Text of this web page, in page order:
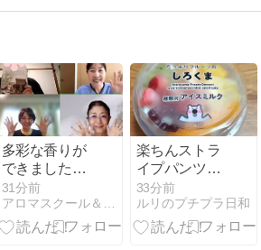
多彩な香りが
できました！
ブレンドデザ
イナー講座
31分前
楽ちんストラ
イプパンツ♡
流木進捗状況*
半額の五島う
どん
33分前
ルリのプチプラ日和